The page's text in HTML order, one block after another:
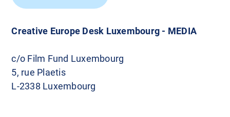
Creative Europe Desk Luxembourg - MEDIA
c/o Film Fund Luxembourg
5, rue Plaetis
L-2338 Luxembourg